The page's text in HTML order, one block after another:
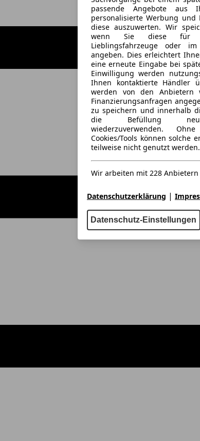
passende Angebote aus
personalisierte Werbung
diese auszuwerten. Wir
wenn Sie diese für
Lieblingsfahrzeuge oder
angeben. Dies erleichtert
eine erneute Eingabe bei
Einwilligung werden
Ihnen kontaktierte Händler
werden von den Anbietern
Finanzierungsanfragen
zu speichern und innerhalb
die Befüllung neuer
wiederzuverwenden.
Cookies/Tools können solche
teilweise nicht genutzt werden.
Wir arbeiten mit 228 Anbietern
Datenschutzerklärung |
Datenschutz-Einstellungen